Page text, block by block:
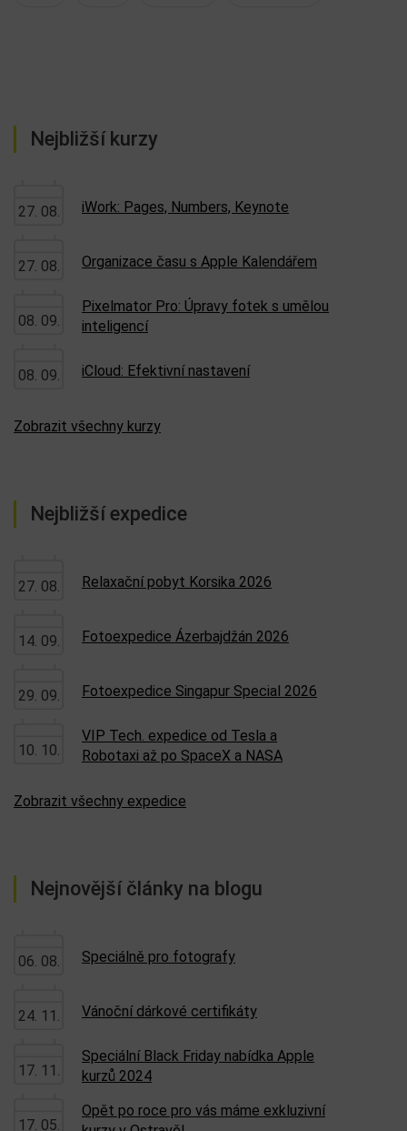
Nejbližší kurzy
27. 08. iWork: Pages, Numbers, Keynote
27. 08. Organizace času s Apple Kalendářem
08. 09.
Pixelmator Pro: Úpravy fotek s umělou
inteligencí
08. 09. iCloud: Efektivní nastavení
Zobrazit všechny kurzy
Nejbližší expedice
27. 08. Relaxační pobyt Korsika 2026
14. 09. Fotoexpedice Ázerbajdžán 2026
29. 09. Fotoexpedice Singapur Special 2026
10. 10.
VIP Tech. expedice od Tesla a
Robotaxi až po SpaceX a NASA
Zobrazit všechny expedice
Nejnovější články na blogu
06. 08. Speciálně pro fotografy
24. 11. Vánoční dárkové certifikáty
17. 11.
Speciální Black Friday nabídka Apple
kurzů 2024
17. 05.
Opět po roce pro vás máme exkluzivní